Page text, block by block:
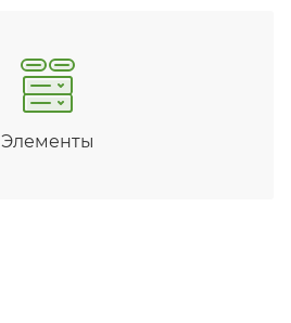
Элементы